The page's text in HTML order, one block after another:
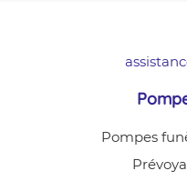
Pompes